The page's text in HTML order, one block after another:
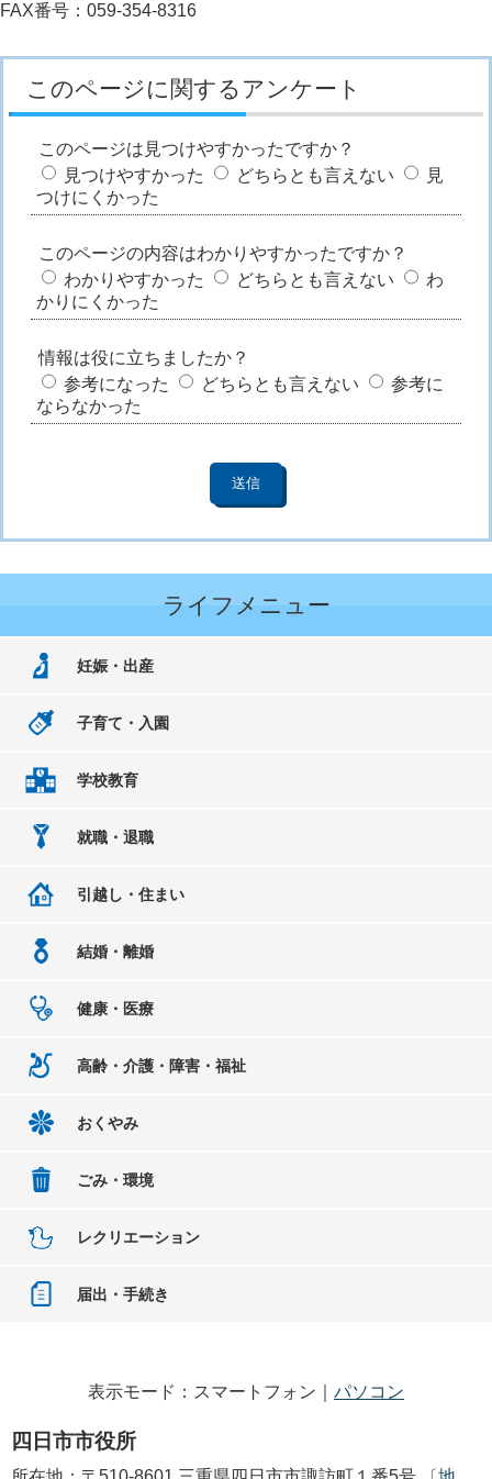
FAX番号：059-354-8316
このページに関するアンケート
このページは見つけやすかったですか？
見つけやすかった
どちらとも言えない
見
つけにくかった
このページの内容はわかりやすかったですか？
わかりやすかった
どちらとも言えない
わ
かりにくかった
情報は役に立ちましたか？
参考になった
どちらとも言えない
参考に
ならなかった
ライフメニュー
妊娠・出産
子育て・入園
学校教育
就職・退職
引越し・住まい
結婚・離婚
健康・医療
高齢・介護・障害・福祉
おくやみ
ごみ・環境
レクリエーション
届出・手続き
表示モード：スマートフォン｜ パソコン
四日市市役所